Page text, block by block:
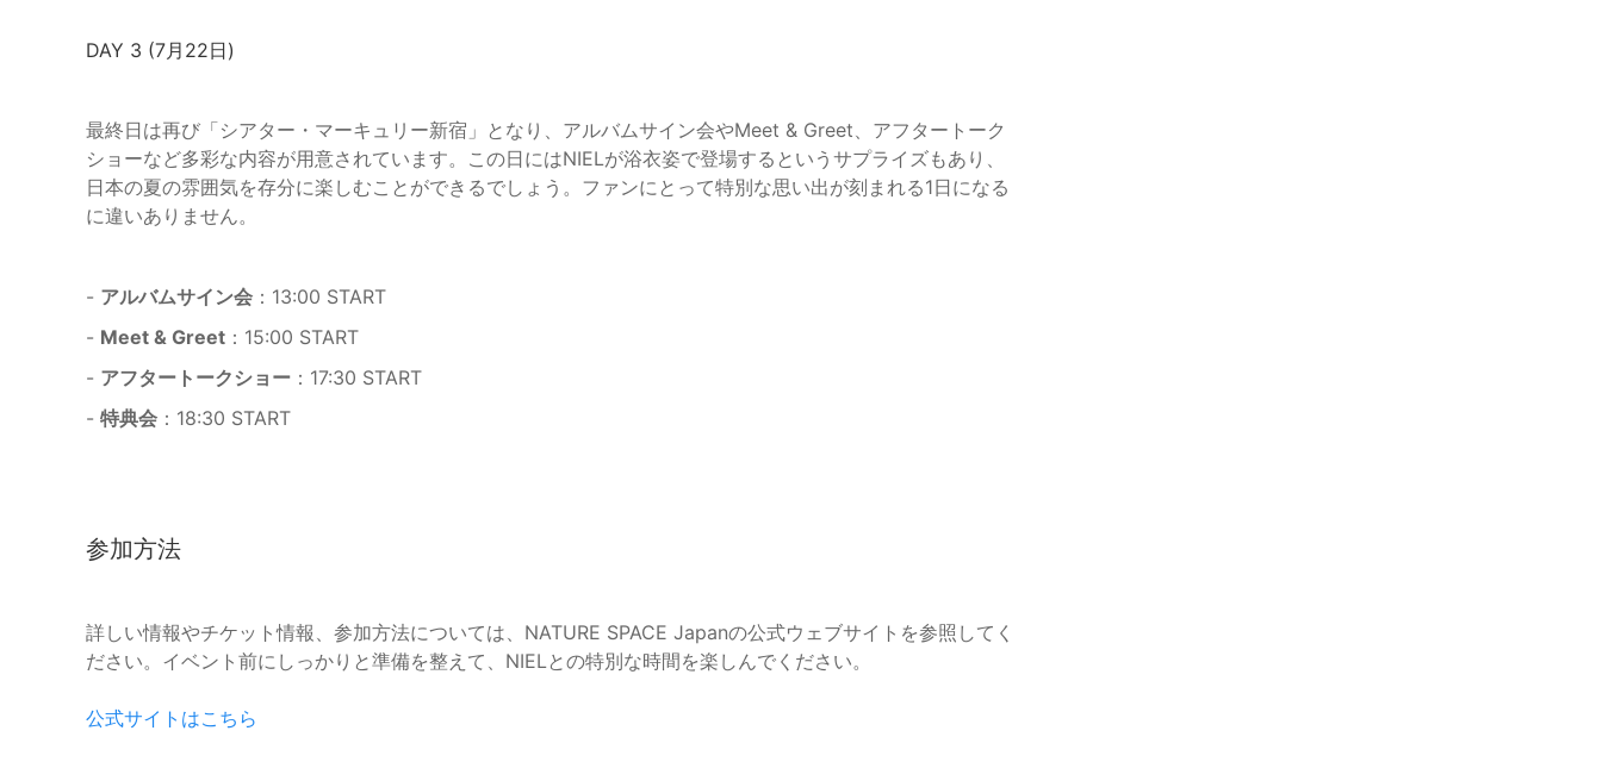
DAY 3 (7月22日)
最終日は再び「シアター・マーキュリー新宿」となり、アルバムサイン会やMeet & Greet、アフタートーク
ショーなど多彩な内容が用意されています。この日にはNIELが浴衣姿で登場するというサプライズもあり、
日本の夏の雰囲気を存分に楽しむことができるでしょう。ファンにとって特別な思い出が刻まれる1日になる
に違いありません。
- アルバムサイン会 ：13:00 START
- Meet & Greet ：15:00 START
- アフタートークショー ：17:30 START
- 特典会 ：18:30 START
参加方法
詳しい情報やチケット情報、参加方法については、NATURE SPACE Japanの公式ウェブサイトを参照してく
ださい。イベント前にしっかりと準備を整えて、NIELとの特別な時間を楽しんでください。
公式サイトはこちら